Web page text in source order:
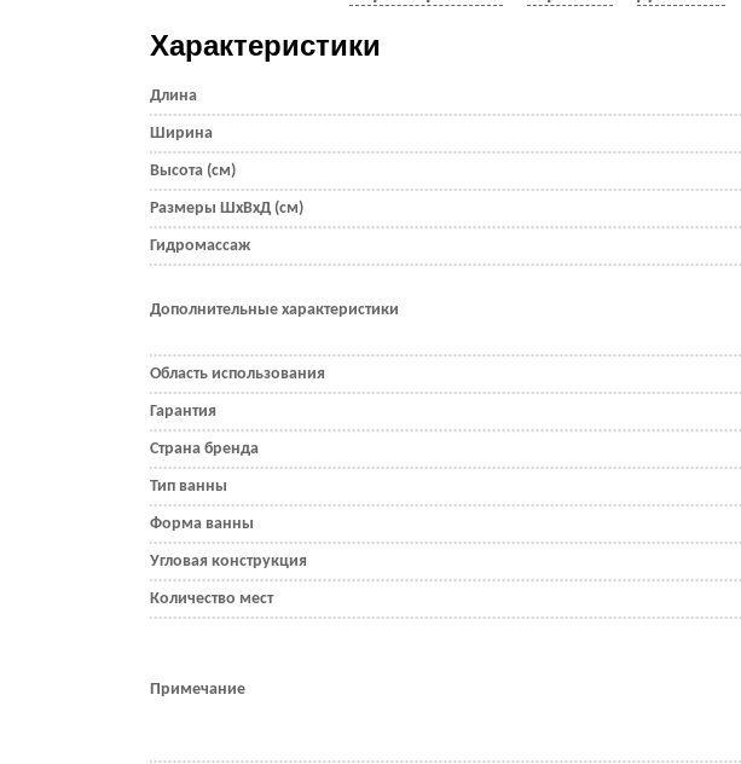
Характеристики
Длина
Ширина
Высота (см)
Размеры ШхВхД (см)
Гидромассаж
Дополнительные характеристики
Область использования
Гарантия
Страна бренда
Тип ванны
Форма ванны
Угловая конструкция
Количество мест
Примечание